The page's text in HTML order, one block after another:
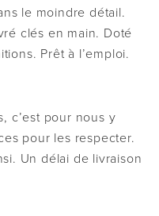
le moindre détail.
clés en main. Doté
Prêt à l’emploi.
c’est pour nous y
pour les respecter.
Un délai de livraison